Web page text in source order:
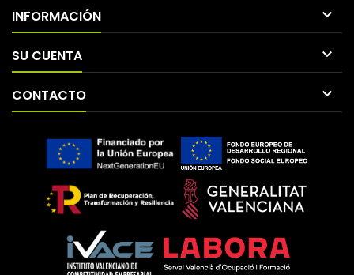
INFORMACIÓN 
SU CUENTA 
CONTACTO 